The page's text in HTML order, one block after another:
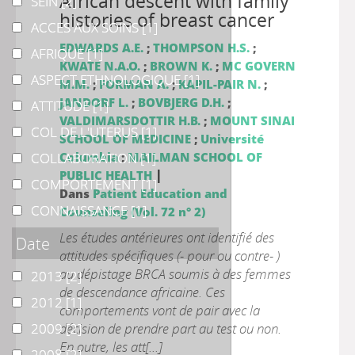
histories of breast cancer
EDWARDS A.E.; THOMPSON H.S.;
KWATE N.A.O.; BROWN K.; MC GOVERN
M.M.;FORMAN A.;KAPIL-PAIR N.;
JANDORF L.; BOVBJERG D.H.;
VALDIMARSDOTTIR H.B.; MOUNT SINAI
SCHOOL OF MEDICINE; Université
Columbia;MAILMAN SCHOOL OF
PUBLIC HEALTH |
DansPatient Education and
Counseling (Vol. 72 n° 2)
Les études antérieures ont identifié des
attitudes spécifiques (- pour ou contre- )
au dépistage BRCA soumis à des femmes
de descendance africaine. Ces
comportements vont de pair avec la
décision de prendre part au test ou non.
En outre, les att[...]
ACCES AUX SOINS
ACCES AUX SOINS[1]
AFRIQUE
AFRIQUE[1]
ASPECT ETHNOLOGIQUE
ASPECT ETHNOLOGIQUE[1]
ATTITUDE
ATTITUDE[1]
COL DE L'UTERUS
COL DE L'UTERUS[1]
COLLABORATION
COLLABORATION[1]
COMPORTEMENT
COMPORTEMENT[1]
CONNAISSANCE
CONNAISSANCE[1]
Date
20132013[2]
20122012[1]
20092009[2]